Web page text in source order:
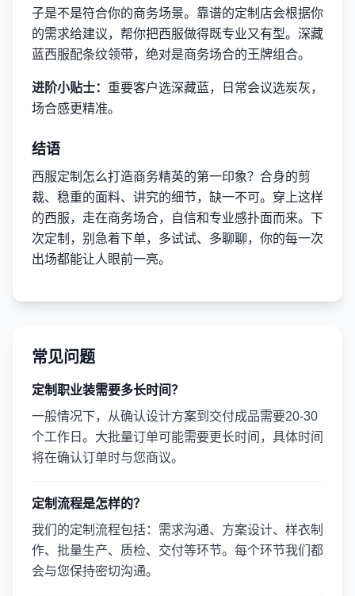
子是不是符合你的商务场景。靠谱的定制店会根据你
的需求给建议，帮你把西服做得既专业又有型。深藏
蓝西服配条纹领带，绝对是商务场合的王牌组合。
进阶小贴士： 重要客户选深藏蓝，日常会议选炭灰，
场合感更精准。
结语
西服定制怎么打造商务精英的第一印象？合身的剪
裁、稳重的面料、讲究的细节，缺一不可。穿上这样
的西服，走在商务场合，自信和专业感扑面而来。下
次定制，别急着下单，多试试、多聊聊，你的每一次
出场都能让人眼前一亮。
常见问题
定制职业装需要多长时间？
一般情况下，从确认设计方案到交付成品需要20-30
个工作日。大批量订单可能需要更长时间，具体时间
将在确认订单时与您商议。
定制流程是怎样的？
我们的定制流程包括：需求沟通、方案设计、样衣制
作、批量生产、质检、交付等环节。每个环节我们都
会与您保持密切沟通。